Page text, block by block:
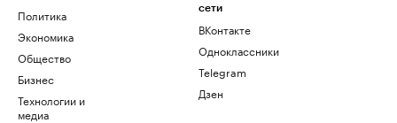
Политика
Экономика
Общество
Бизнес
Технологии и
медиа
сети
ВКонтакте
Одноклассники
Telegram
Дзен